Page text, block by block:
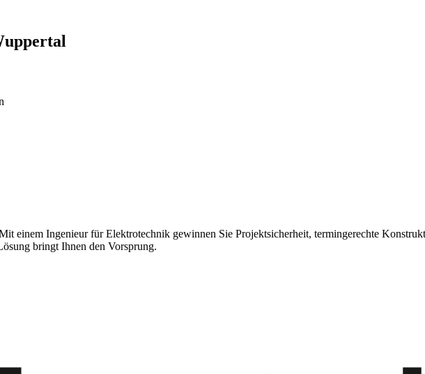
einem Ingenieur für Elektrotechnik gewinnen Sie Projektsicherheit, termingerechte
bringt Ihnen den Vorsprung.